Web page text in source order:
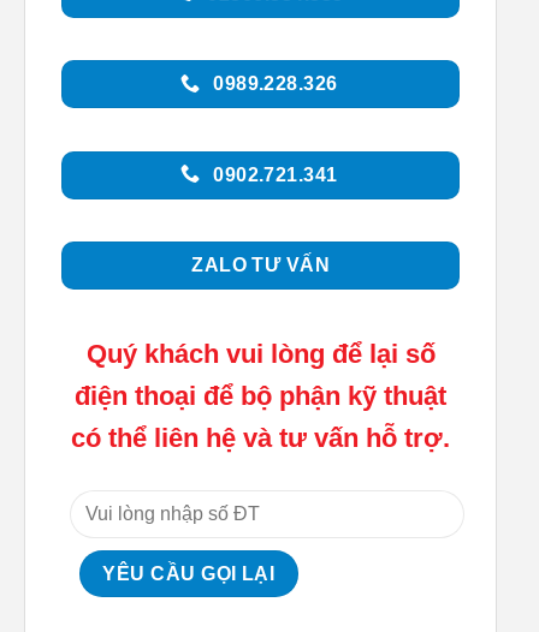
0989.228.326
0902.721.341
ZALO TƯ VẤN
Quý khách vui lòng để lại số
điện thoại để bộ phận kỹ thuật
có thể liên hệ và tư vấn hỗ trợ.